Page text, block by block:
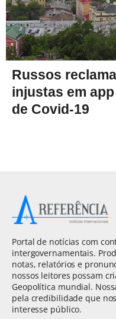
Russos
injustas em
de Covid-19
Portal de notícias com
intergovernamentais.
notas, relatórios e
nossos leitores possam
Geopolítica mundial.
pela credibilidade que
interesse público.